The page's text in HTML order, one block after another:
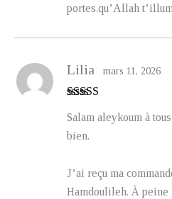
portes.qu’Allah
Lilia mars 11, 2026
Salam aleykoum à
bien.
J’ai reçu ma
Hamdoulileh. À